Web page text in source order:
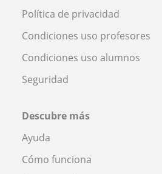
Política de privacidad
Condiciones uso profesores
Condiciones uso alumnos
Seguridad
Descubre más
Ayuda
Cómo funciona